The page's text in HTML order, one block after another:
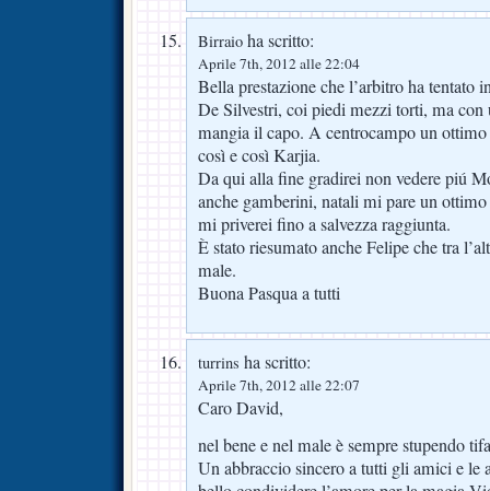
Birraio ha scritto:
Aprile 7th, 2012 alle 22:04
Bella prestazione che l’arbitro ha tentato
De Silvestri, coi piedi mezzi torti, ma con
mangia il capo. A centrocampo un
così e così Karjia.
Da qui alla fine gradirei non vedere piú
anche gamberini, natali mi pare un
mi priverei fino a salvezza raggiunta.
È stato riesumato anche Felipe che tra
male.
Buona Pasqua a tutti
turrins ha scritto:
Aprile 7th, 2012 alle 22:07
Caro David,
nel bene e nel male è sempre stupendo
Un abbraccio sincero a tutti gli amici e le